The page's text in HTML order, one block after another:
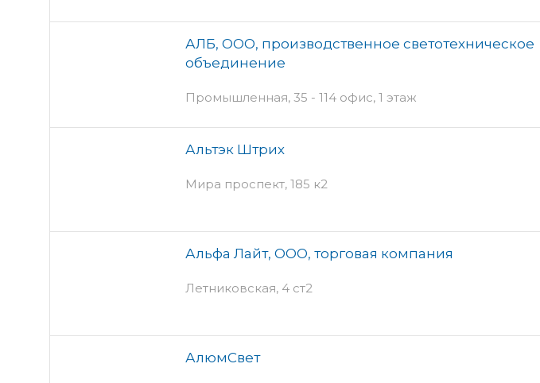
АЛБ, ООО, производственное светотехническое
объединение
Промышленная, 35 - 114 офис, 1 этаж
Альтэк Штрих
Мира проспект, 185 к2
Альфа Лайт, ООО, торговая компания
Летниковская, 4 ст2
АлюмСвет